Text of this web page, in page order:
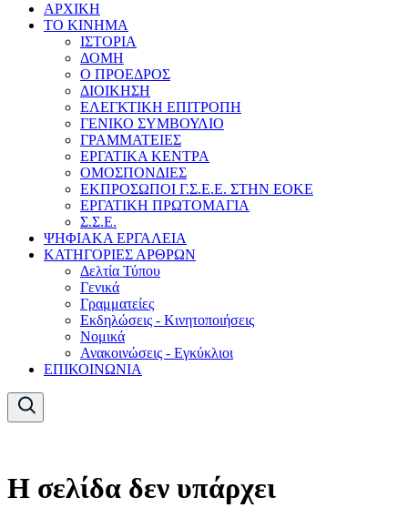
ΑΡΧΙΚΗ
ΤΟ ΚΙΝΗΜΑ
ΙΣΤΟΡΙΑ
ΔΟΜΗ
Ο ΠΡΟΕΔΡΟΣ
ΔΙΟΙΚΗΣΗ
ΕΛΕΓΚΤΙΚΗ ΕΠΙΤΡΟΠΗ
ΓΕΝΙΚΟ ΣΥΜΒΟΥΛΙΟ
ΓΡΑΜΜΑΤΕΙΕΣ
ΕΡΓΑΤΙΚΑ ΚΕΝΤΡΑ
ΟΜΟΣΠΟΝΔΙΕΣ
ΕΚΠΡΟΣΩΠΟΙ Γ.Σ.Ε.Ε. ΣΤΗΝ ΕΟΚΕ
ΕΡΓΑΤΙΚΗ ΠΡΩΤΟΜΑΓΙΑ
Σ.Σ.Ε.
ΨΗΦΙΑΚΑ ΕΡΓΑΛΕΙΑ
ΚΑΤΗΓΟΡΙΕΣ ΑΡΘΡΩΝ
Δελτία Τύπου
Γενικά
Γραμματείες
Εκδηλώσεις - Κινητοποιήσεις
Νομικά
Ανακοινώσεις - Εγκύκλιοι
ΕΠΙΚΟΙΝΩΝΙΑ
Η σελίδα δεν υπάρχει